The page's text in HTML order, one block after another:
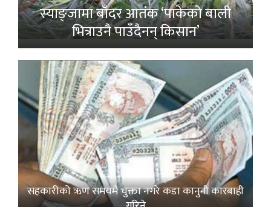
स्याङ्जामा बाँदर आतंक ‘पाकेको बाली
भित्राउनै पाउँदैनन् किसान’
सहकारीको ऋण समयमै चुक्ता नगरे कडा कानुनी कारबाही